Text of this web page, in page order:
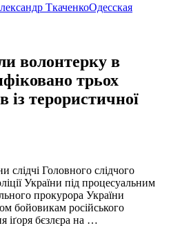
ТкаченкоОдесская
волонтерку в
трьох
із терористичної
Головного слідчого
України під процесуальним
прокурора України
бойовикам російського
іґоря бєзлєра на …